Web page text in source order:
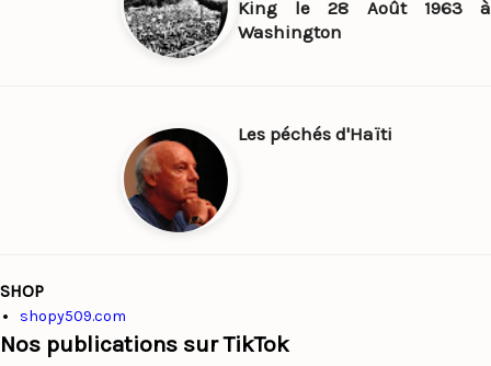
King le 28 Août 1963 à
Washington
Les péchés d'Haïti
SHOP
shopy509.com
Nos publications sur TikTok